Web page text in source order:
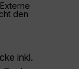
den
inkl.